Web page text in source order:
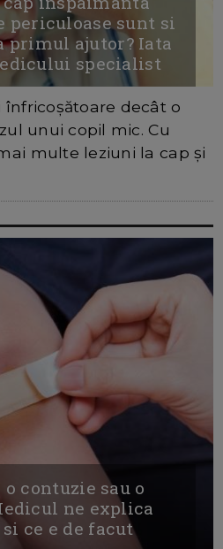
periculoase sunt si
primul ajutor? Iata
specialist
decât o
unui copil mic. Cu
multe leziuni la cap și
contuzie sau o
ne explica
ce e de facut